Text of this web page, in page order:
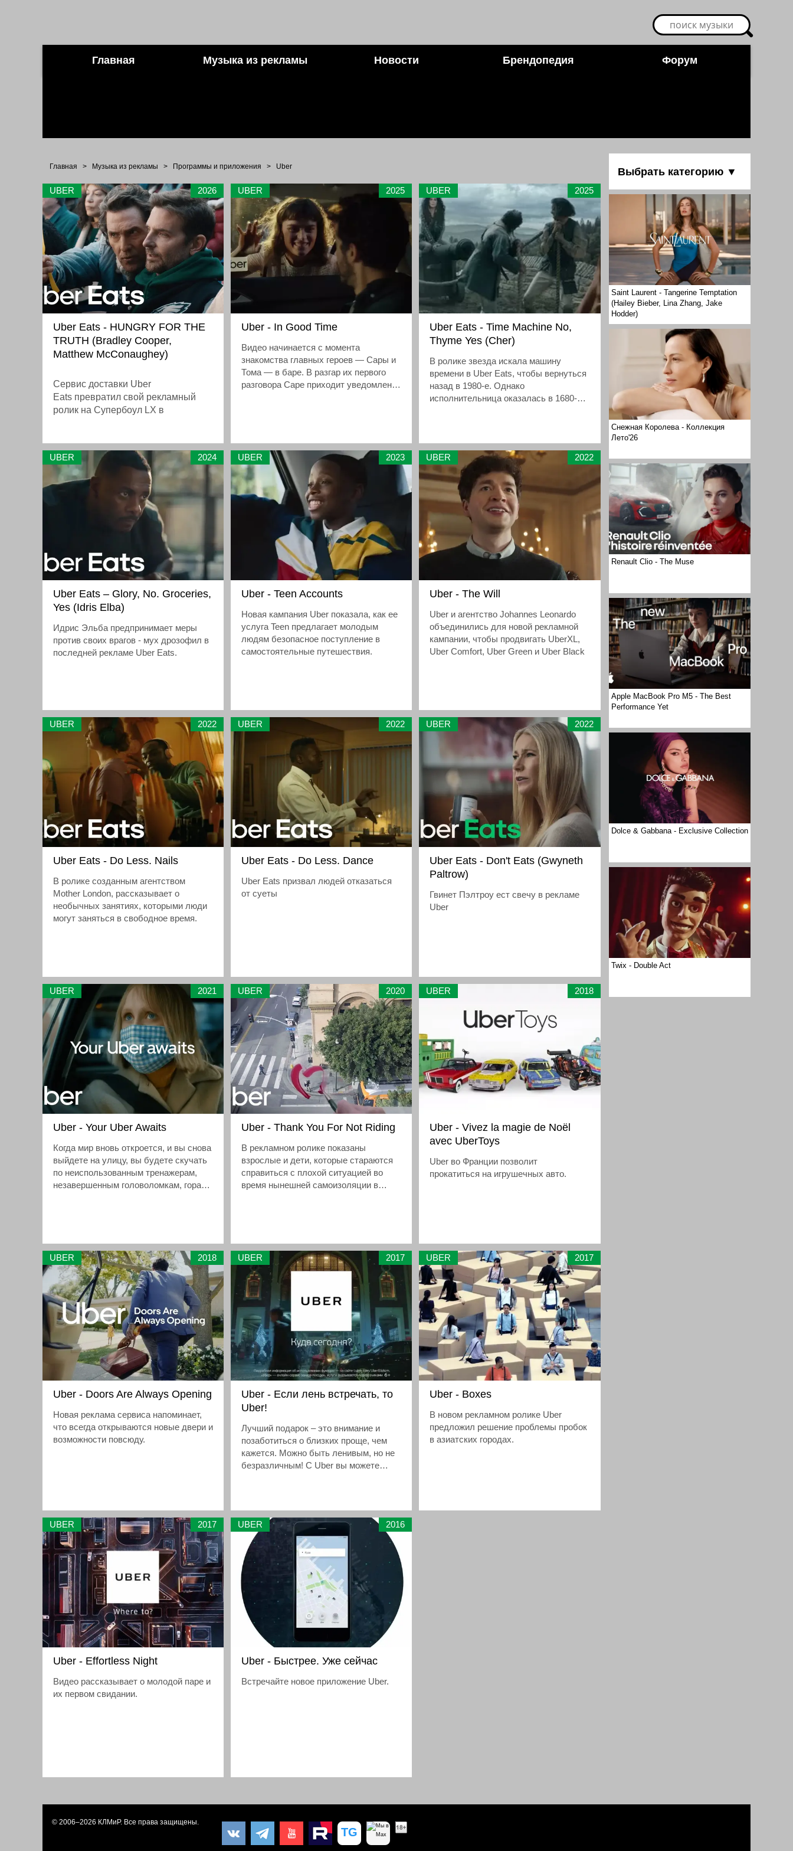
Главная Музыка из рекламы Новости Брендопедия Форум
Выбрать категорию ▼
Saint Laurent - Tangerine Temptation
(Hailey Bieber, Lina Zhang, Jake
Hodder)
Снежная Королева - Коллекция
Лето'26
Renault Clio - The Muse
Apple MacBook Pro M5 - The Best
Performance Yet
Dolce & Gabbana - Exclusive Collection
Twix - Double Act
Главная > Музыка из рекламы > Программы и приложения > Uber
UBER 2026
Uber Eats - HUNGRY FOR THE
TRUTH (Bradley Cooper,
Matthew McConaughey)
Сервис доставки Uber
Eats превратил свой рекламный
ролик на Супербоул LX в
которая задаётся провокационным
вопросом: а что, если футбол — это
на самом деле грандиозный
замысел для продажи еды? На
«самой большой сцене в мире
спорта» этот спор выясняют два
голливудских титана: Мэттью
Макконахи, ярый сторонник теории
«футбол для еды» (food-ball),
и Брэдли Купер, отстаивающий
честь самой игры
UBER 2025
Uber - In Good Time
Видео начинается с момента
знакомства главных героев — Сары и
Тома — в баре. В разгар их первого
разговора Саре приходит уведомление
трогательную песню Билли Айлиш
«When the party's over» показывает
развитие их отношений. Мы видим, как
пара переживает радостные моменты
и сложные периоды, причем каждая
значимая сцена их жизни
сопровождается поездкой в такси Uber
или ожиданием автомобиля в течение
нескольких минут
UBER 2025
Uber Eats - Time Machine No,
Thyme Yes (Cher)
В ролике звезда искала машину
времени в Uber Eats, чтобы вернуться
назад в 1980-е. Однако
исполнительница оказалась в 1680-х
UBER 2024
Uber Eats – Glory, No. Groceries,
Yes (Idris Elba)
Идрис Эльба предпринимает меры
против своих врагов - мух дрозофил в
последней рекламе Uber Eats.
UBER 2023
Uber - Teen Accounts
Новая кампания Uber показала, как ее
услуга Teen предлагает молодым
людям безопасное поступление в
самостоятельные путешествия.
UBER 2022
Uber - The Will
Uber и агентство Johannes Leonardo
объединились для новой рекламной
кампании, чтобы продвигать UberXL,
Uber Comfort, Uber Green и Uber Black
UBER 2022
Uber Eats - Do Less. Nails
В ролике созданным агентством
Mother London, рассказывает о
необычных занятиях, которыми люди
могут заняться в свободное время.
UBER 2022
Uber Eats - Do Less. Dance
Uber Eats призвал людей отказаться
от суеты
UBER 2022
Uber Eats - Don't Eats (Gwyneth
Paltrow)
Гвинет Пэлтроу ест свечу в рекламе
Uber
UBER 2021
Uber - Your Uber Awaits
Когда мир вновь откроется, и вы снова
выйдете на улицу, вы будете скучать
по неиспользованным тренажерам,
незавершенным головоломкам, горам
UBER 2020
Uber - Thank You For Not Riding
В рекламном ролике показаны
взрослые и дети, которые стараются
справиться с плохой ситуацией во
время нынешней самоизоляции в
UBER 2018
Uber - Vivez la magie de Noël
avec UberToys
Uber во Франции позволит
прокатиться на игрушечных авто.
UBER 2018
Uber - Doors Are Always Opening
Новая реклама сервиса напоминает,
что всегда открываются новые двери и
возможности повсюду.
UBER 2017
Uber - Если лень встречать, то
Uber!
Лучший подарок – это внимание и
позаботиться о близких проще, чем
кажется. Можно быть ленивым, но не
безразличным! С Uber вы можете
UBER 2017
Uber - Boxes
В новом рекламном ролике Uber
предложил решение проблемы пробок
в азиатских городах.
UBER 2017
Uber - Effortless Night
Видео рассказывает о молодой паре и
их первом свидании.
UBER 2016
Uber - Быстрее. Уже сейчас
Встречайте новое приложение Uber.
© 2006–2026 КЛМиP. Все права защищены.